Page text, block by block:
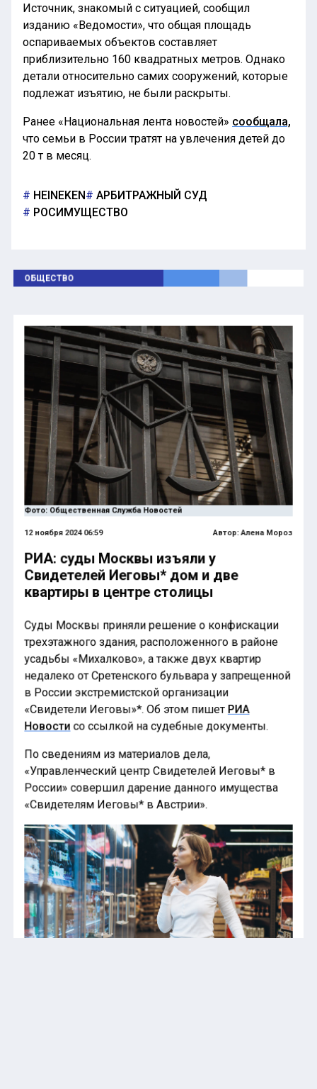
Источник, знакомый с ситуацией, сообщил
изданию «Ведомости», что общая площадь
оспариваемых объектов составляет
приблизительно 160 квадратных метров. Однако
детали относительно самих сооружений, которые
подлежат изъятию, не были раскрыты.
Ранее «Национальная лента новостей» сообщала,
что семьи в России тратят на увлечения детей до
20 т в месяц.
HEINEKEN
АРБИТРАЖНЫЙ СУД
РОСИМУЩЕСТВО
ОБЩЕСТВО
Фото: Общественная Служба Новостей
12 ноября 2024 06:59
РИА: суды Москвы изъяли у
Свидетелей Иеговы* дом и две
квартиры в центре столицы
Суды Москвы приняли решение о конфискации
трехэтажного здания, расположенного в районе
усадьбы «Михалково», а также двух квартир
недалеко от Сретенского бульвара у запрещенной
в России экстремистской организации
«Свидетели Иеговы»*. Об этом пишетРИА
Новостисо ссылкой на судебные документы.
По сведениям из материалов дела,
«Управленческий центр Свидетелей Иеговы* в
России» совершил дарение данного имущества
«Свидетелям Иеговы* в Австрии».